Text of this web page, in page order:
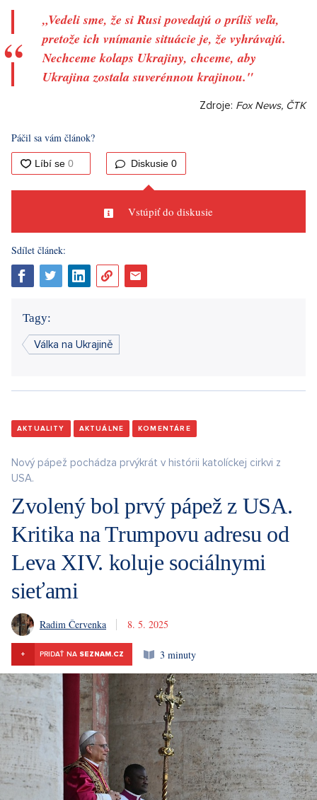
„Vedeli sme, že si Rusi povedajú o príliš veľa,
pretože ich vnímanie situácie je, že vyhrávajú.
Nechceme kolaps Ukrajiny, chceme, aby
Ukrajina zostala suverénnou krajinou."
Zdroje: Fox News, ČTK
Páčil sa vám článok?
Diskusie 0
Vstúpiť do diskusie
Sdílet článek:
Tagy:
Válka na Ukrajině
AKTUALITY AKTUÁLNE KOMENTÁRE
Nový pápež pochádza prvýkrát v histórii katolíckej cirkvi z
USA.
Zvolený bol prvý pápež z USA.
Kritika na Trumpovu adresu od
Leva XIV. koluje sociálnymi
sieťami
Radim Červenka 8. 5. 2025
+ PRIDAŤ NA SEZNAM.CZ 3 minuty